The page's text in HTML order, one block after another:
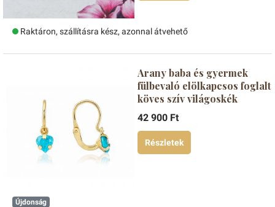
Raktáron, szállításra kész, azonnal átvehető
Arany baba és gyermek
fülbevaló elölkapcsos foglalt
köves szív világoskék
42 900 Ft
Részletek
Újdonság